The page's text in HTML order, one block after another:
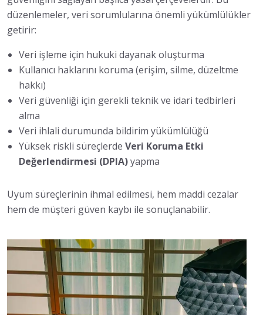
düzenlemeler, veri sorumlularına önemli yükümlülükler
getirir:
Veri işleme için hukuki dayanak oluşturma
Kullanıcı haklarını koruma (erişim, silme, düzeltme
hakkı)
Veri güvenliği için gerekli teknik ve idari tedbirleri
alma
Veri ihlali durumunda bildirim yükümlülüğü
Yüksek riskli süreçlerde Veri Koruma Etki
Değerlendirmesi (DPIA)yapma
Uyum süreçlerinin ihmal edilmesi, hem maddi cezalar
hem de müşteri güven kaybı ile sonuçlanabilir.